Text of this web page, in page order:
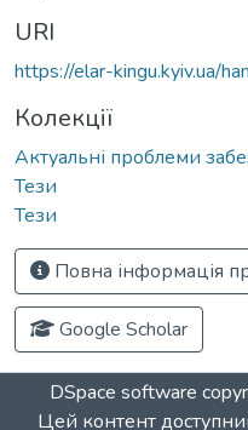
URI
https://elar-kingu.kyiv.ua/
Колекції
Актуальні проблеми
Тези
Тези
Повна інформація
Google Scholar
DSpace software
Цей контент